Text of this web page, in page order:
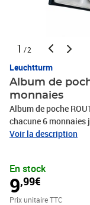
1 /2
Leuchtturm
Album de
monnaies
Album de poche
chacune 6 monnaies
: 150 x 105 mmLes
albums ont des
plastifiant acide.Leur
imprimé couleur
Voir la description
En stock
9,99€
Prix unitaire TTC